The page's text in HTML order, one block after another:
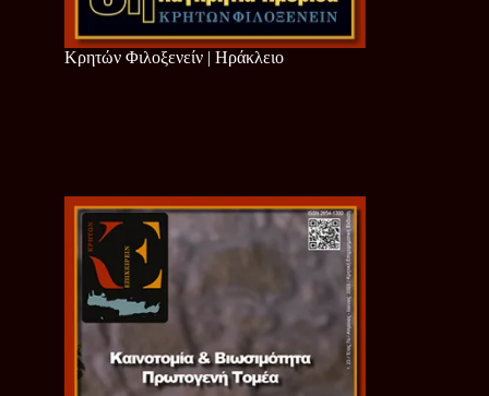
Κρητών Φιλοξενείν | Ηράκλειο